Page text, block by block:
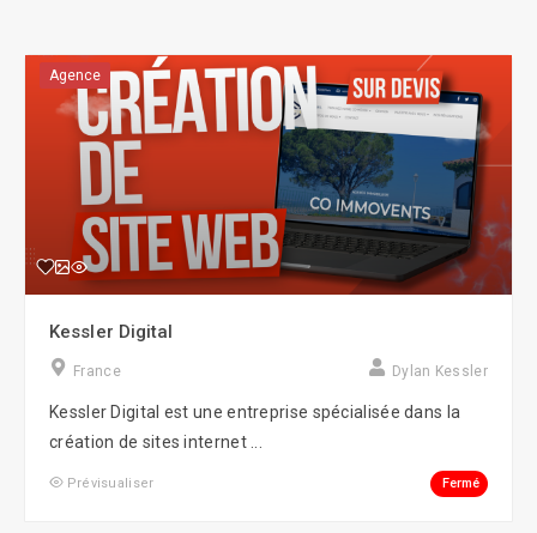
Agence
Kessler Digital
France Dylan Kessler
Kessler Digital est une entreprise spécialisée dans la
création de sites internet ...
Prévisualiser Fermé